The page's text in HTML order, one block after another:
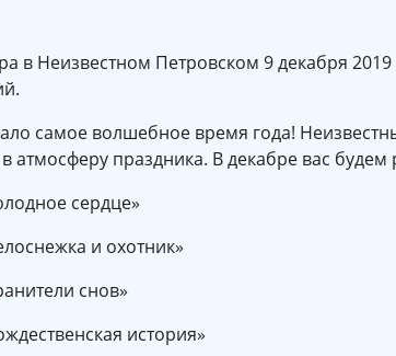
в Неизвестном Петровском 9 декабря
самое волшебное время года!
в атмосферу праздника. В декабре вас
сердце»
и охотник»
снов»
история»